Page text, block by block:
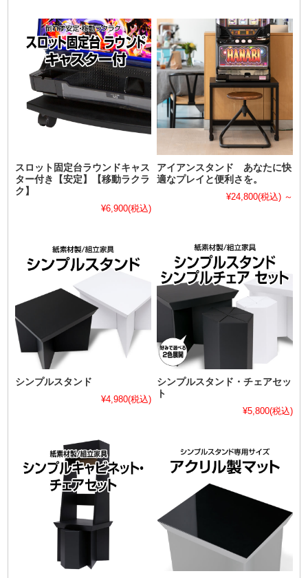
スロット固定台ラウンドキャス
ター付き【安定】【移動ラクラ
ク】
¥6,900(税込)
アイアンスタンド あなたに快
適なプレイと便利さを。
¥24,800(税込) ～
シンプルスタンド
¥4,980(税込)
シンプルスタンド・チェアセッ
ト
¥5,800(税込)